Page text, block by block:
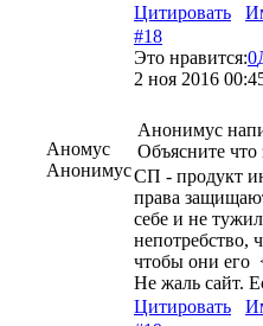
Цитировать
Аномус
Анонимус
#18
Это нравится:0
2 ноя 2016
Анонимус
Объясните что
СП - продукт
права
себе и не
непотребство,
чтобы они его
Не жаль сайт.
Цитировать